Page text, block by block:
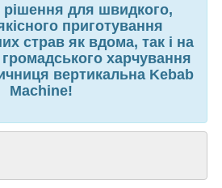
для швидкого,
приготування
страв як вдома, так і на
харчування
вертикальна Kebab
Machine!